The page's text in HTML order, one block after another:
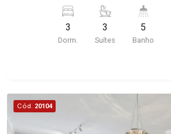
Martinelli Imobiliária selecionou
139m² de área útil - 3 suítes com
condicionado - Sala 2 ambientes -
Imobiliária, referência no mercado
desde 2000! Avenida João Fiúsa,
Boa Vista | Ribeirão Preto.
3
Dorm.
3
Suítes
5
Banho
Cód. 20104